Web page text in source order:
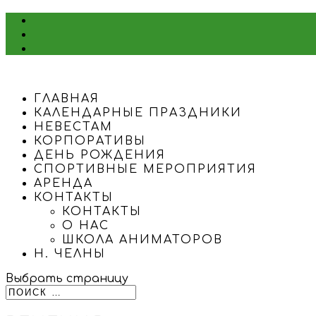
ГЛАВНАЯ
КАЛЕНДАРНЫЕ ПРАЗДНИКИ
НЕВЕСТАМ
КОРПОРАТИВЫ
ДЕНЬ РОЖДЕНИЯ
СПОРТИВНЫЕ МЕРОПРИЯТИЯ
АРЕНДА
КОНТАКТЫ
КОНТАКТЫ
О НАС
ШКОЛА АНИМАТОРОВ
Н. ЧЕЛНЫ
Выбрать страницу